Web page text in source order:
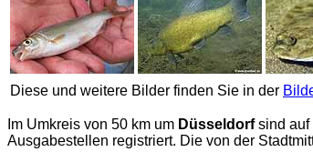
Diese und weitere Bilder finden Sie in der
Im Umkreis von 50 km um Düsseldorfsind auf
Ausgabestellen registriert. Die von der